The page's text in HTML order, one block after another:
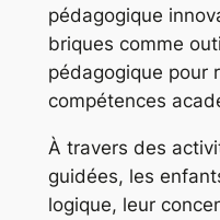
pédagogique
briques comme
pédagogique pour
compétences
À travers des
guidées, les
logique, leur